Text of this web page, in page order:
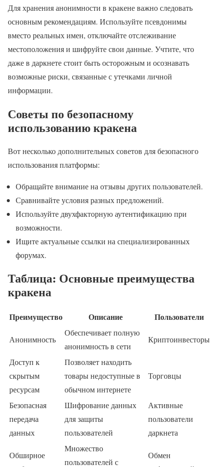
Для хранения анонимности в кракене важно следовать
основным рекомендациям. Используйте псевдонимы
вместо реальных имен, отключайте отслеживание
местоположения и шифруйте свои данные. Учтите, что
даже в даркнете стоит быть осторожным и осознавать
возможные риски, связанные с утечками личной
информации.
Советы по безопасному
использованию кракена
Вот несколько дополнительных советов для безопасного
использования платформы:
Обращайте внимание на отзывы других пользователей.
Сравнивайте условия разных предложений.
Используйте двухфакторную аутентификацию при
возможности.
Ищите актуальные ссылки на специализированных
форумах.
Таблица: Основные преимущества
кракена
Преимущество Описание Пользователи
Анонимность
Обеспечивает полную
анонимность в сети
Криптоинвесторы
Доступ к
скрытым
ресурсам
Позволяет находить
товары недоступные в
обычном интернете
Торговцы
Безопасная
передача
данных
Шифрование данных
для защиты
пользователей
Активные
пользователи
даркнета
Обширное
Множество
пользователей с
Обмен